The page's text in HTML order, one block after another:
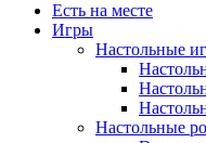
Есть на месте
Игры
Настольные
Настольные